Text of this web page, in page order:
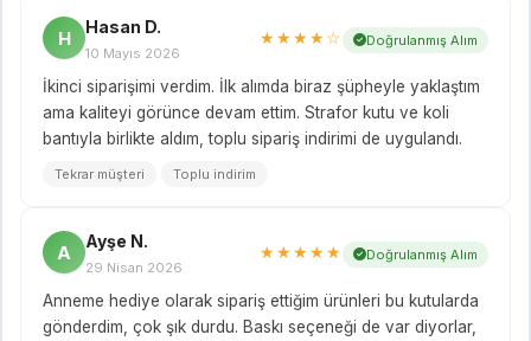
H
Hasan D.
10 Mayıs 2026
★★★★☆ Doğrulanmış Alım
İkinci siparişimi verdim. İlk alımda biraz şüpheyle yaklaştım
ama kaliteyi görünce devam ettim. Strafor kutu ve koli
bantıyla birlikte aldım, toplu sipariş indirimi de uygulandı.
Tekrar müşteri Toplu indirim
A
Ayşe N.
29 Nisan 2026
★★★★★ Doğrulanmış Alım
Anneme hediye olarak sipariş ettiğim ürünleri bu kutularda
gönderdim, çok şık durdu. Baskı seçeneği de var diyorlar,